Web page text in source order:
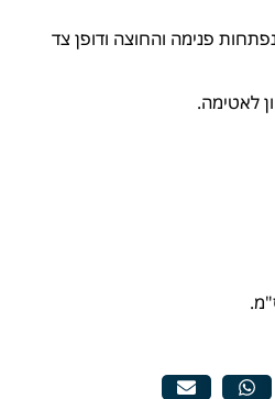
פנימה והחוצה ודופן צד
לאטימה.